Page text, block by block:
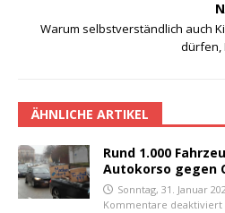
Warum selbstverständlich auch
dürfen,
ÄHNLICHE ARTIKEL
Rund 1.000
Autokorso gegen
Sonntag, 31. Januar
Kommentare deaktiviert